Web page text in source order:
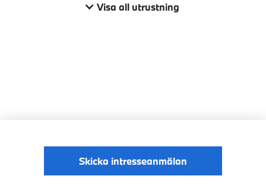
Visa all utrustning
Skicka intresseanmälan